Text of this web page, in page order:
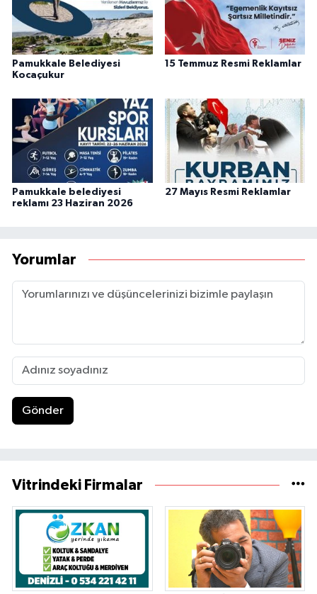
Pamukkale Belediyesi
Kocaçukur
15 Temmuz Resmi Reklamlar
Pamukkale belediyesi
reklamı 23 Haziran 2026
27 Mayıs Resmi Reklamlar
Yorumlar
Gönder
Vitrindeki Firmalar